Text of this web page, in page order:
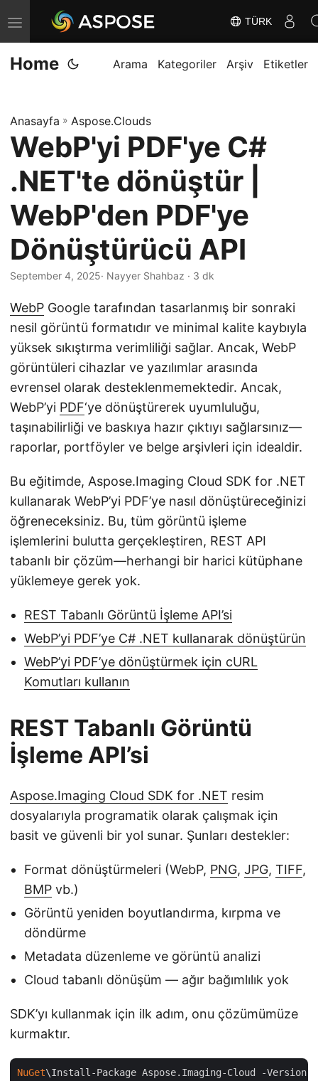
G
e
z
m
e
i
D
e
ğ
i
ş
t
i
r
TÜRK
Home Arama Kategoriler Arşiv Etiketler
Anasayfa » Aspose.Clouds
WebP'yi PDF'ye C#
.NET'te dönüştür |
WebP'den PDF'ye
Dönüştürücü API
September 4, 2025· Nayyer Shahbaz · 3 dk
WebP Google tarafından tasarlanmış bir sonraki
nesil görüntü formatıdır ve minimal kalite kaybıyla
yüksek sıkıştırma verimliliği sağlar. Ancak, WebP
görüntüleri cihazlar ve yazılımlar arasında
evrensel olarak desteklenmemektedir. Ancak,
WebP’yi PDF‘ye dönüştürerek uyumluluğu,
taşınabilirliği ve baskıya hazır çıktıyı sağlarsınız—
raporlar, portföyler ve belge arşivleri için idealdir.
Bu eğitimde, Aspose.Imaging Cloud SDK for .NET
kullanarak WebP’yi PDF’ye nasıl dönüştüreceğinizi
öğreneceksiniz. Bu, tüm görüntü işleme
işlemlerini bulutta gerçekleştiren, REST API
tabanlı bir çözüm—herhangi bir harici kütüphane
yüklemeye gerek yok.
REST Tabanlı Görüntü İşleme API’si
WebP’yi PDF’ye C# .NET kullanarak dönüştürün
WebP’yi PDF’ye dönüştürmek için cURL
Komutları kullanın
REST Tabanlı Görüntü
İşleme API’si
Aspose.Imaging Cloud SDK for .NET resim
dosyalarıyla programatik olarak çalışmak için
basit ve güvenli bir yol sunar. Şunları destekler:
Format dönüştürmeleri (WebP, PNG, JPG, TIFF,
BMP vb.)
Görüntü yeniden boyutlandırma, kırpma ve
döndürme
Metadata düzenleme ve görüntü analizi
Cloud tabanlı dönüşüm — ağır bağımlılık yok
SDK’yı kullanmak için ilk adım, onu çözümümüze
kurmaktır.
NuGet\Install-Package Aspose.Imaging-Cloud -Version